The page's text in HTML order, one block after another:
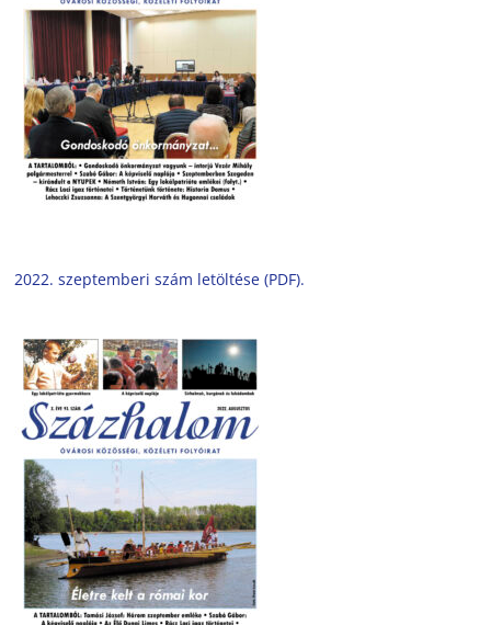
2022. szeptemberi szám letöltése (PDF).